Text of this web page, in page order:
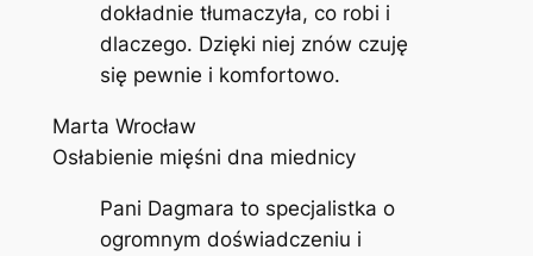
dokładnie tłumaczyła, co robi i
dlaczego. Dzięki niej znów czuję
się pewnie i komfortowo.
Marta Wrocław
Osłabienie mięśni dna miednicy
Pani Dagmara to specjalistka o
ogromnym doświadczeniu i